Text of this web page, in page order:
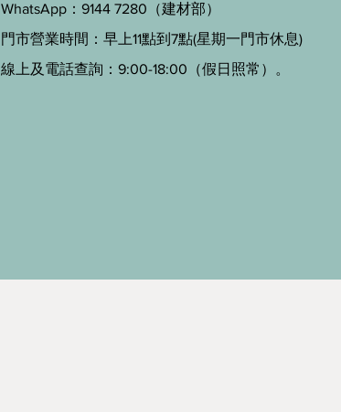
WhatsApp：9144 7280（建材部）
門市營業時間：早上11點到7點(星期一門市休息)
線上及電話查詢：9:00-18:00（假日照常）。